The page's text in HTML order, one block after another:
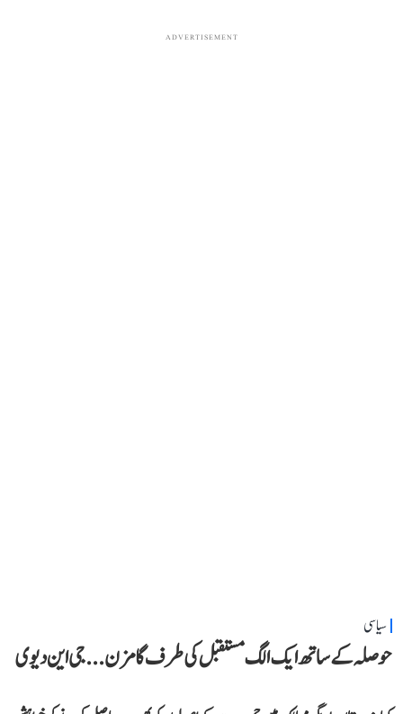
ADVERTISEMENT
سیاسی
حوصلہ کے ساتھ ایک الگ مستقبل کی طرف گامزن... جی این دیوی